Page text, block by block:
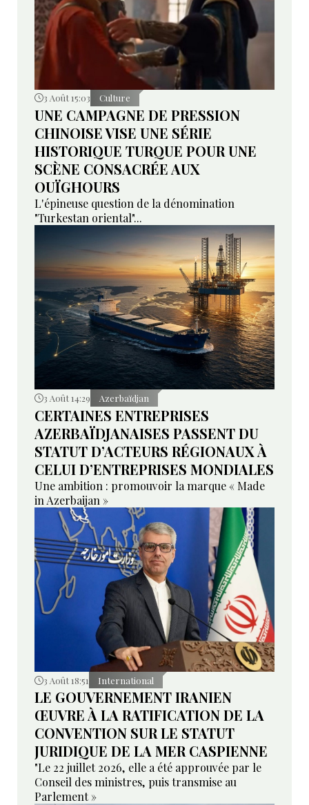
3 Août 15:03 Culture
UNE CAMPAGNE DE PRESSION
CHINOISE VISE UNE SÉRIE
HISTORIQUE TURQUE POUR UNE
SCÈNE CONSACRÉE AUX
OUÏGHOURS
L'épineuse question de la dénomination
"Turkestan oriental"...
3 Août 14:29 Azerbaïdjan
CERTAINES ENTREPRISES
AZERBAÏDJANAISES PASSENT DU
STATUT D’ACTEURS RÉGIONAUX À
CELUI D’ENTREPRISES MONDIALES
Une ambition : promouvoir la marque « Made
in Azerbaijan »
3 Août 18:51 International
LE GOUVERNEMENT IRANIEN
ŒUVRE À LA RATIFICATION DE LA
CONVENTION SUR LE STATUT
JURIDIQUE DE LA MER CASPIENNE
"Le 22 juillet 2026, elle a été approuvée par le
Conseil des ministres, puis transmise au
Parlement »